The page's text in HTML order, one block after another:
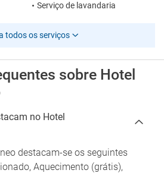
Serviço de lavandaria
todos os serviços
sobre Hotel
no Hotel
destacam-se os seguintes
Aquecimento (grátis),